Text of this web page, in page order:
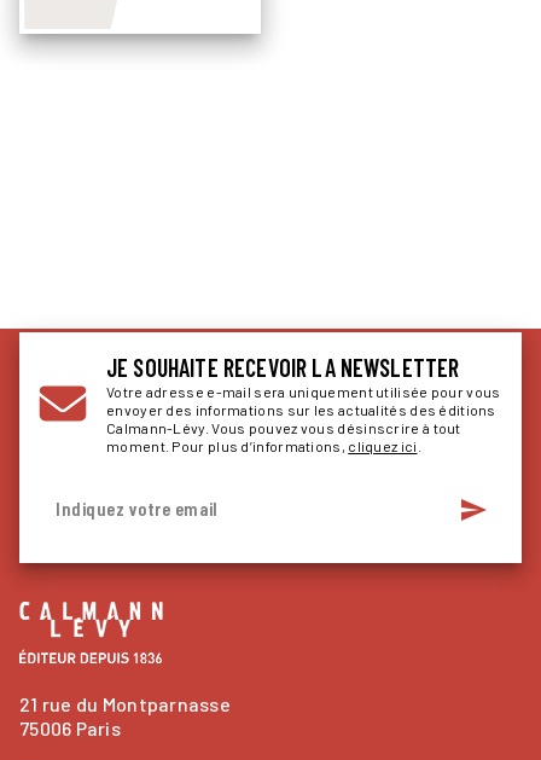
JE SOUHAITE RECEVOIR LA NEWSLETTER
Votre adresse e-mail sera uniquement utilisée pour vous
envoyer des informations sur les actualités des éditions
Calmann-Lévy. Vous pouvez vous désinscrire à tout
moment. Pour plus d’informations, cliquez ici
Indiquez votre email send
21 rue du Montparnasse
75006 Paris